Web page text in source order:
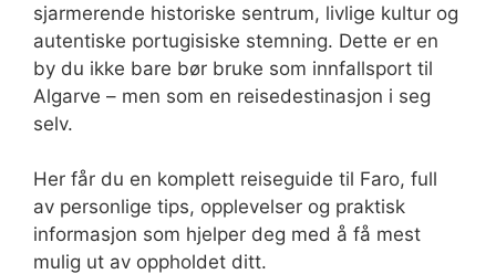
sjarmerende historiske sentrum, livlige kultur og
autentiske portugisiske stemning. Dette er en
by du ikke bare bør bruke som innfallsport til
Algarve – men som en reisedestinasjon i seg
selv.
Her får du en komplett reiseguide til Faro, full
av personlige tips, opplevelser og praktisk
informasjon som hjelper deg med å få mest
mulig ut av oppholdet ditt.